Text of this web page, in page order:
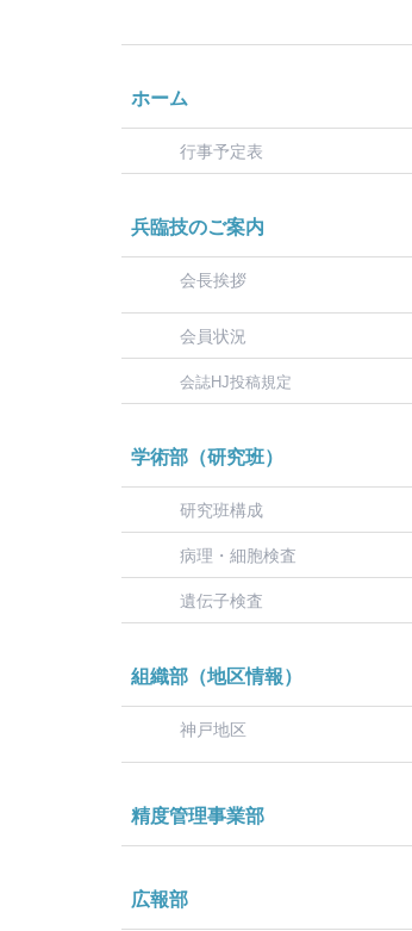
ホーム
行事予定表
兵臨技のご案内
会長挨拶
会員状況
会誌HJ投稿規定
学術部（研究班）
研究班構成
病理・細胞検査
遺伝子検査
組織部（地区情報）
神戸地区
精度管理事業部
広報部